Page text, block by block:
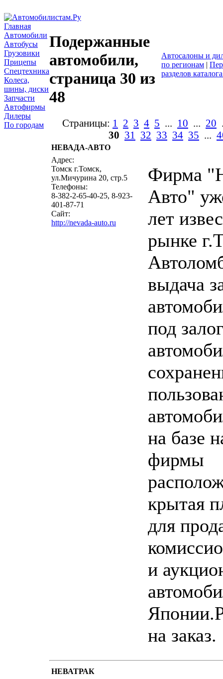
Главная
Автомобили
Автобусы
Грузовики
Прицепы
Спецтехника
Колеса,
шины, диски
Запчасти
Автофирмы
Дилеры
По городам
Подержанные
автомобили,
страница 30 из
48
Автосалоны и
по регионам |
разделов
Страницы: 1 2 3 4 5 ... 10 ... 20
30 31 32 33 34 35 ...
НЕВАДА-АВТО
Адрес:
Томск г.Томск,
ул.Мичурина 20, стр.5
Телефоны:
8-382-2-65-40-25, 8-923-
401-87-71
Сайт:
http://nevada-auto.ru
Фирма
Авто"
лет
рынке
выдача
под
на базе
фирмы
крытая
для
и
на заказ.
НЕВАТРАК